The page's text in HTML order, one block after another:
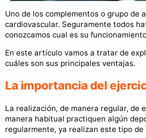
Uno de los complementos o grupo de
cardiovascular. Seguramente todos
conozcamos cual es su
En este artículo vamos a tratar de
cuáles son sus principales ventajas.
La importancia del
La realización, de manera regular, de
manera habitual practiquen algún
regularmente, ya realizan este tipo de